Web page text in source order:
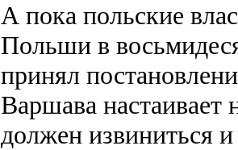
А пока польские
Польши в
принял
Варшава
должен извиниться и